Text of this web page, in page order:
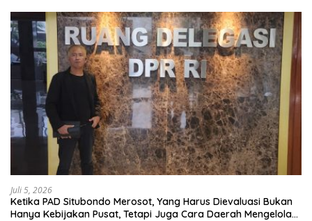
Juli 5, 2026
Ketika PAD Situbondo Merosot, Yang Harus Dievaluasi Bukan
Hanya Kebijakan Pusat, Tetapi Juga Cara Daerah Mengelola